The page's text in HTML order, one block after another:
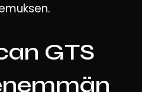
GTS